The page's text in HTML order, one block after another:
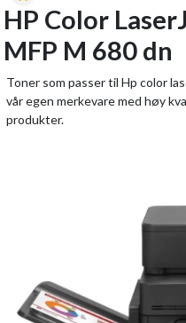
HP Color
MFP M 680 dn
Toner som passer til Hp color
vår egen merkevare med høy
produkter.